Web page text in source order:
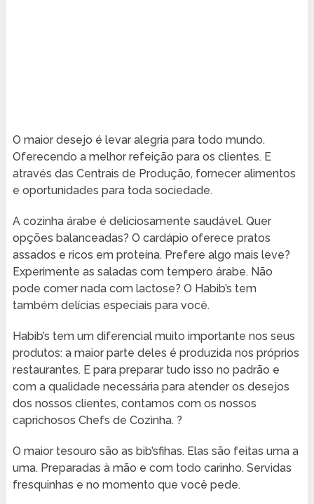
O maior desejo é levar alegria para todo mundo.
Oferecendo a melhor refeição para os clientes. E
através das Centrais de Produção, fornecer alimentos
e oportunidades para toda sociedade.
A cozinha árabe é deliciosamente saudável. Quer
opções balanceadas? O cardápio oferece pratos
assados e ricos em proteína. Prefere algo mais leve?
Experimente as saladas com tempero árabe. Não
pode comer nada com lactose? O Habib’s tem
também delícias especiais para você.
Habib’s tem um diferencial muito importante nos seus
produtos: a maior parte deles é produzida nos próprios
restaurantes. E para preparar tudo isso no padrão e
com a qualidade necessária para atender os desejos
dos nossos clientes, contamos com os nossos
caprichosos Chefs de Cozinha. ?
O maior tesouro são as bib’sfihas. Elas são feitas uma a
uma. Preparadas à mão e com todo carinho. Servidas
fresquinhas e no momento que você pede.